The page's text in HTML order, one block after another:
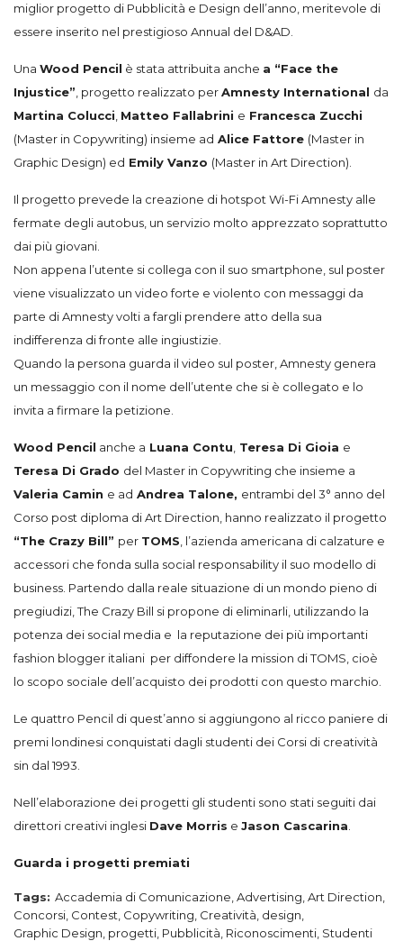
miglior progetto di Pubblicità e Design dell’anno, meritevole di
essere inserito nel prestigioso Annual del D&AD.
Una Wood Pencil è stata attribuita anche a “Face the
Injustice” , progetto realizzato perAmnesty International da
Martina Colucci Matteo Fallabrini e Francesca Zucchi
(Master in Copywriting) insieme ad Alice Fattore (Master in
Graphic Design) ed Emily Vanzo (Master in Art Direction).
Il progetto prevede la creazione di hotspot Wi-Fi Amnesty alle
fermate degli autobus, un servizio molto apprezzato soprattutto
dai più giovani.
Non appena l’utente si collega con il suo smartphone, sul poster
viene visualizzato un video forte e violento con messaggi da
parte diAmnestyvolti afargli prendere atto della sua
indifferenza di fronte alle ingiustizie.
Quando la persona guarda il video sul poster, Amnesty genera
un messaggio con il nome dell’utente che si è collegato e lo
invita a firmare la petizione
Wood Pencil anche a Luana Contu Teresa Di Gioia e
Teresa Di Grado del Master in Copywriting che insieme a
Valeria Camin e ad Andrea Talone, entrambi del 3° anno del
Corso post diploma di Art Direction , hanno realizzato il progetto
“The Crazy Bill” per TOMS , l’azienda americana di calzature e
accessori che fonda sulla social responsability il suo modello di
business. Partendo dalla reale situazione di un mondo pieno di
pregiudizi, The Crazy Bill si propone di eliminarli, utilizzando la
potenza dei social media e la reputazione dei più importanti
fashion blogger italiani per diffondere la mission di TOMS, cioè
lo scopo sociale dell’acquisto dei prodotti con questo marchio.
Le quattro Pencil di quest’anno si aggiungono al ricco paniere di
premi londinesi conquistati dagli studenti dei Corsi di creatività
sin dal 1993.
Nell’elaborazione dei progetti gli studenti sono stati seguiti dai
direttori creativi inglesi Dave Morris e Jason Cascarina
Guarda i progetti premiati
Tags: Accademia di Comunicazione Advertising Art Direction
Concorsi Contest Copywriting Creatività design
Graphic Design progetti Pubblicità Riconoscimenti Studenti